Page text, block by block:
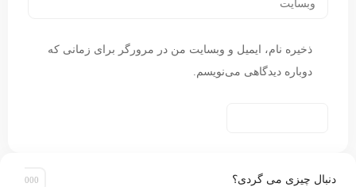
ذخیره نام، ایمیل و وبسایت من در مرورگر برای زمانی که
دوباره دیدگاهی می‌نویسم.
دنبال چیزی می گردی؟